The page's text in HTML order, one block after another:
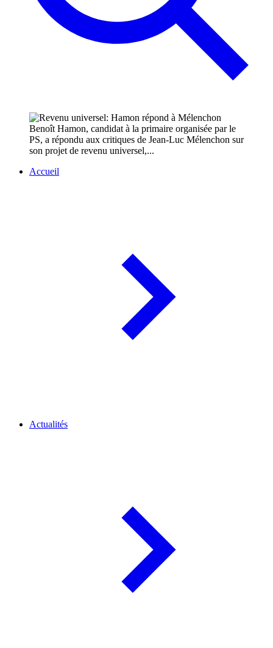
Benoît Hamon, candidat à la primaire organisée par le
PS, a répondu aux critiques de Jean-Luc Mélenchon sur
son projet de revenu universel,...
Accueil
Actualités